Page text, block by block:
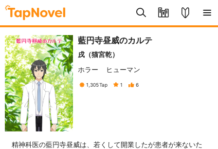
藍円寺昼威のカルテ
戌（猫宮乾）
ホラー
ヒューマン
1,305Tap 1 6
精神科医の藍円寺昼威は、若くして開業したが患者が来ないた